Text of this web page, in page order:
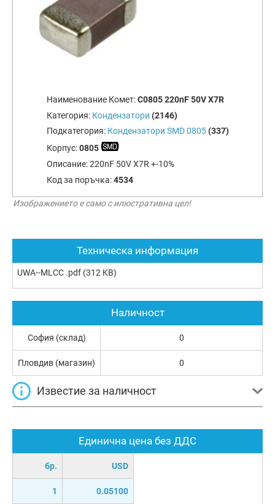
Наименование Комет:C0805 220nF 50V X7R
Категория: Кондензатори (2146)
Подкатегория: Кондензатори SMD 0805 (337)
Корпус:0805
Описание:220nF 50V X7R +-10%
Код за поръчка:4534
Изображението е само с илюстративна цел!
Техническа информация
UWA--MLCC .pdf (312 KB)
Единична цена без ДДС
бр. USD
1 0.05100
Наличност
София (склад) 0
Пловдив (магазин) 0
Известие за наличност